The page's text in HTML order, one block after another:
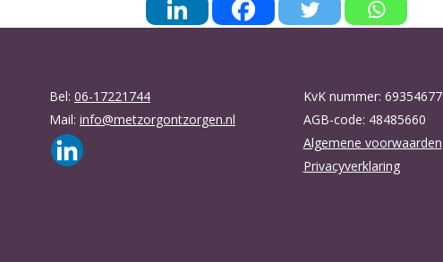
Bel: 06-17221744
Mail: info@metzorgontzorgen.nl
KvK nummer: 69354677
AGB-code: 48485660
Algemene voorwaarden
Privacyverklaring